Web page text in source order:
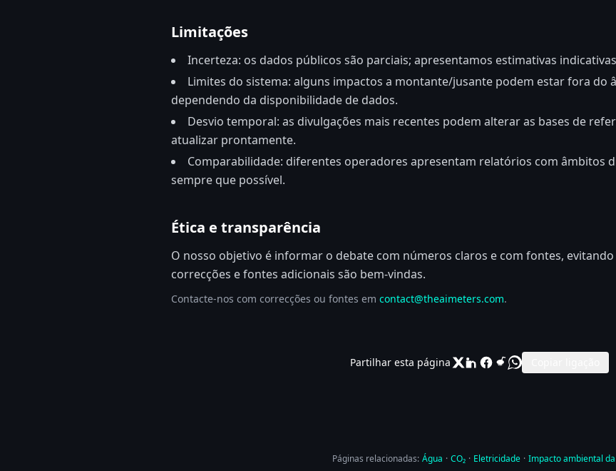
Limitações
Incerteza: os dados públicos são parciais; apresentamos estimativas
Limites do sistema: alguns impactos a montante/jusante podem estar fora do
dependendo da disponibilidade de dados.
Desvio temporal: as divulgações mais recentes podem alterar as bases de
atualizar prontamente.
Comparabilidade: diferentes operadores apresentam relatórios com âmbitos
sempre que possível.
Ética e transparência
O nosso objetivo é informar o debate com números claros e com fontes, evitando
correcções e fontes adicionais são bem-vindas.
Contacte-nos com correcções ou fontes em contact@theaimeters.com.
Partilhar esta página
Páginas relacionadas: Água · CO₂ · Eletricidade · Impacto ambiental